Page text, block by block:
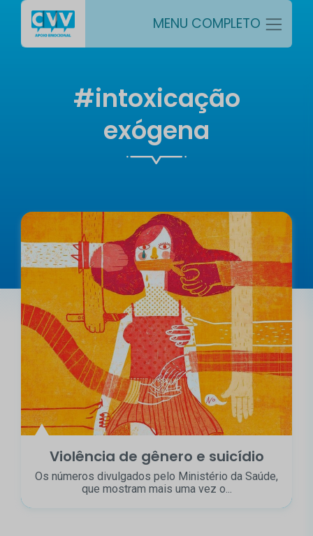
MENU COMPLETO
#intoxicação
exógena
Violência de gênero e suicídio
Os números divulgados pelo Ministério da Saúde,
que mostram mais uma vez o...